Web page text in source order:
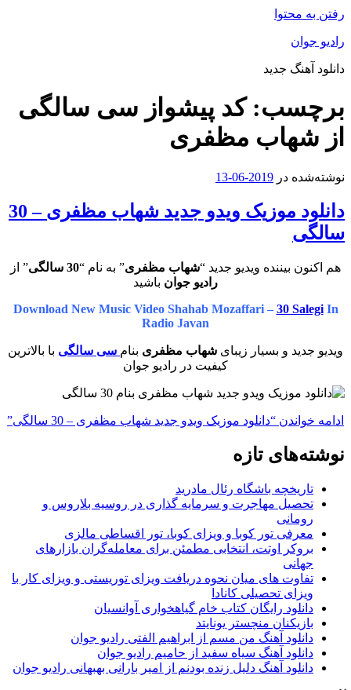
رفتن به محتوا
رادیو جوان
دانلود آهنگ جدید
برچسب:کد پیشواز سی سالگی
از شهاب مظفری
نوشته‌شده در 2019-06-13
دانلود موزیک ویدو جدید شهاب مظفری – 30
سالگی
هم اکنون بیننده ویدیو جدید “شهاب مظفری” به نام “30 سالگی
” از
رادیو جوان باشید
Download New Music Video Shahab Mozaffari – 30 SalegiIn
Radio Javan
ویدیو جدید و بسیار زیبای شهاب مظفری بنام سی سالگی با بالاترین
کیفیت در رادیو جوان
ادامه خواندن “دانلود موزیک ویدو جدید شهاب مظفری – 30 سالگی”
نوشته‌های تازه
تاریخچه باشگاه رئال مادرید
تحصیل مهاجرت و سرمایه گذاری در روسیه بلاروس و
رومانی
معرفی تور کوبا و ویزای کوبا، تور اقساطی مالزی
بروکر اوتت، انتخابی مطمئن برای معامله‌گران بازارهای
جهانی
تفاوت های میان نحوه دریافت ویزای توریستی و ویزای کار با
ویزای تحصیلی کانادا
دانلود رایگان کتاب خام گیاهخواری آوانسیان
بازیکنان منچستر یونایتد
دانلود آهنگ من مسم از ابراهیم الفتی رادیو جوان
دانلود آهنگ سیاه سفید از حامیم رادیو جوان
دانلود آهنگ دلیل زنده بودنم از امیر بارانی بهبهانی رادیو جوان